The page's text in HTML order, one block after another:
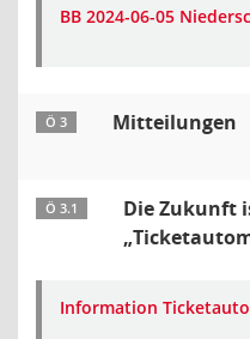
BB 2024-06-05
Ö 3 Mitteilungen
Ö 3.1
Die Zukunft
Information